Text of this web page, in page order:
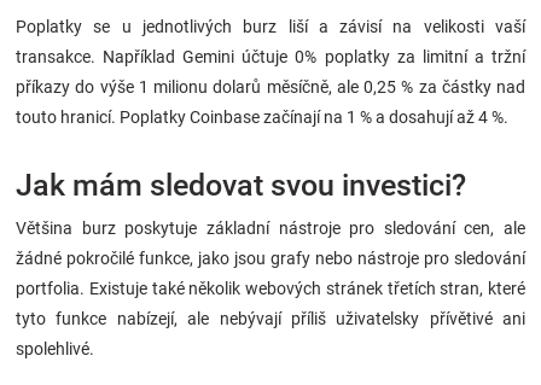
Poplatky se u jednotlivých burz liší a závisí na velikosti vaší
transakce. Například Gemini účtuje 0% poplatky za limitní a tržní
příkazy do výše 1 milionu dolarů měsíčně, ale 0,25 % za částky nad
touto hranicí. Poplatky Coinbase začínají na 1 % a dosahují až 4 %.
Jak mám sledovat svou investici?
Většina burz poskytuje základní nástroje pro sledování cen, ale
žádné pokročilé funkce, jako jsou grafy nebo nástroje pro sledování
portfolia. Existuje také několik webových stránek třetích stran, které
tyto funkce nabízejí, ale nebývají příliš uživatelsky přívětivé ani
spolehlivé.